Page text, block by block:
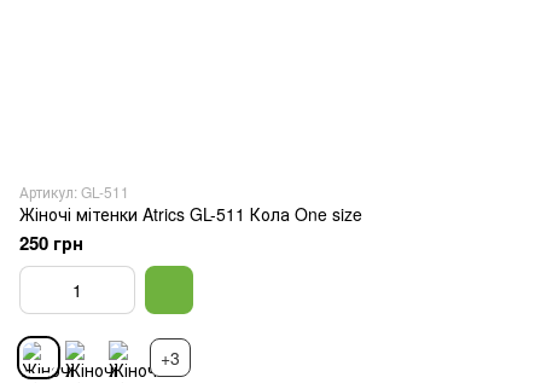
Артикул: GL-511
Жіночі мітенки Atrics GL-511 Кола One size
250 грн
+3